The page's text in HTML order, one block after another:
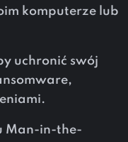
komputerze lub
uchronić swój
Man-in-the-